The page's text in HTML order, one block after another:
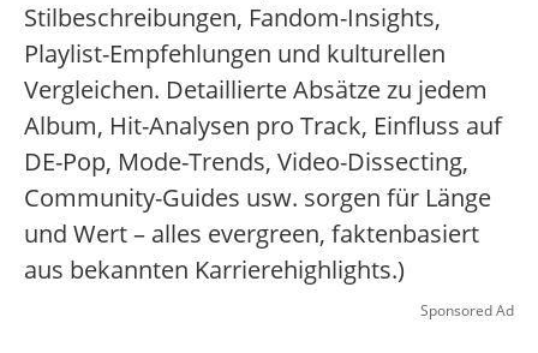
Stilbeschreibungen, Fandom-Insights,
Playlist-Empfehlungen und kulturellen
Vergleichen. Detaillierte Absätze zu jedem
Album, Hit-Analysen pro Track, Einfluss auf
DE-Pop, Mode-Trends, Video-Dissecting,
Community-Guides usw. sorgen für Länge
und Wert – alles evergreen, faktenbasiert
aus bekannten Karrierehighlights.)
Sponsored Ad